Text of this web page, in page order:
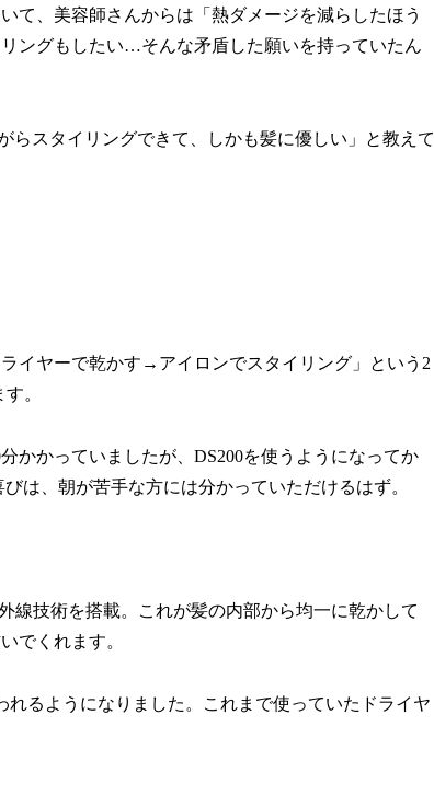
て、美容師さんからは「熱ダメージを減らしたほう
ングもしたい…そんな矛盾した願いを持っていたん
らスタイリングできて、しかも髪に優しい」と教えて
イヤーで乾かす→アイロンでスタイリング」という2
。
かかっていましたが、DS200を使うようになってか
は、朝が苦手な方には分かっていただけるはず。
線技術を搭載。これが髪の内部から均一に乾かして
でくれます。
るようになりました。これまで使っていたドライヤ